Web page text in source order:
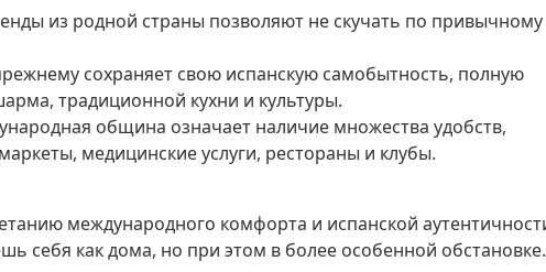
традиционной кухни и культуры.
медицинские услуги, рестораны и клубы.
себя как дома, но при этом в более особенной обстановке.